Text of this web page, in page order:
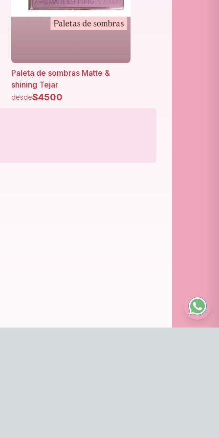
Paleta de sombras Matte &
shining Tejar
desde$4500